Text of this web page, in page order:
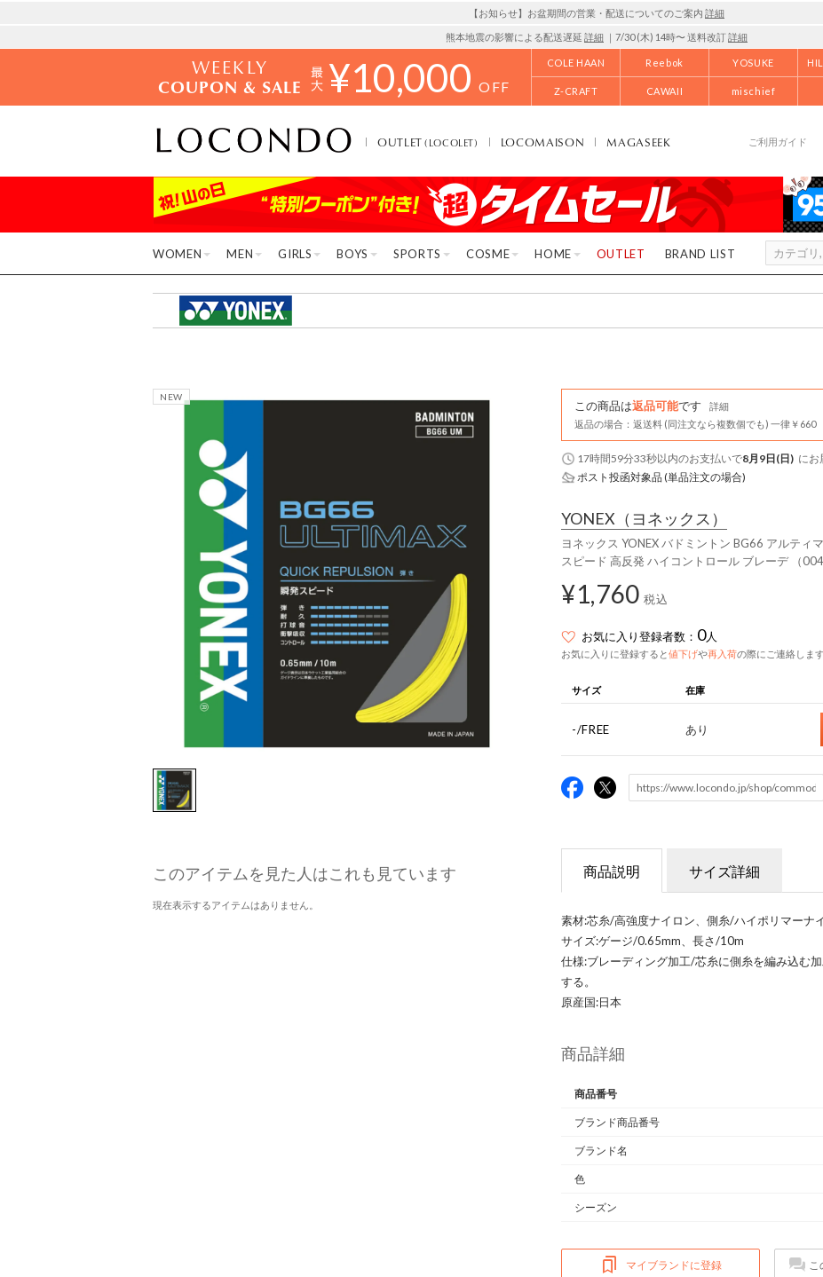
【お知らせ】お盆期間の営業・配送についてのご案内 詳細
熊本地震の影響による配送遅延 詳細 ｜7/30 (木) 14時〜 送料改訂詳細
WEEKLY
COUPON & SALE ¥10,000 OFF
COLE HAAN Reebok YOSUKE
Z-CRAFT CAWAII mischief
OUTLET(LOCOLET) LOCOMAISON MAGASEEK ご利用ガイド
WOMEN MEN GIRLS BOYS SPORTS COSME HOME OUTLET BRAND LIST
このアイテムを見た人はこれも見ています
現在表示するアイテムはありません。
この商品は返品可能です
詳細
返品の場合：返送料 (同注文なら複数個でも) 一律￥660
17時間59分32秒以内のお支払いで8月9日(日) にお
ポスト投函対象品 (単品注文の場合)
YONEX （ヨネックス）
ヨネックス YONEX バドミントン BG66 アルティ
スピード 高反発 ハイコントロール ブレーデ （004
¥1,760 税込
お気に入り登録者数： 0人
お気に入りに登録すると値下げや再入荷の際にご連絡します
サイズ 在庫
-/FREE あり
商品説明 サイズ詳細
素材:芯糸/高強度ナイロン、側糸/ハイポリマーナ
サイズ:ゲージ/0.65mm、長さ/10m
仕様:ブレーディング加工/芯糸に側糸を編み込む
する。
原産国:日本
商品詳細
商品番号
ブランド商品番号
ブランド名
色
シーズン
マイブランドに登録 こ